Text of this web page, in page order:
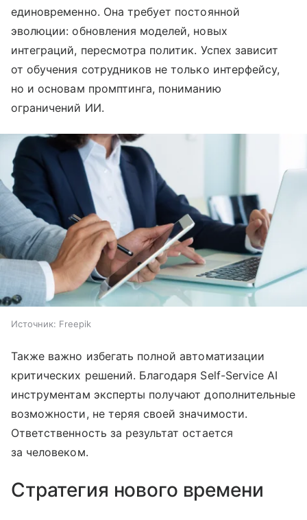
единовременно. Она требует постоянной
эволюции: обновления моделей, новых
интеграций, пересмотра политик. Успех зависит
от обучения сотрудников не только интерфейсу,
но и основам промптинга, пониманию
ограничений ИИ.
Источник: Freepik
Также важно избегать полной автоматизации
критических решений. Благодаря Self-Service AI
инструментам эксперты получают дополнительные
возможности, не теряя своей значимости.
Ответственность за результат остается
за человеком.
Стратегия нового времени